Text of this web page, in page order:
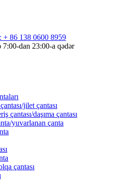
+ 86 138 0600 8959
7:00-dan 23:00-a qədər
jilet çantası
çantası/daşıma çantası
yuvarlanan çanta
çantası